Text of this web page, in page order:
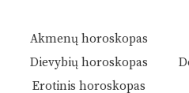
Akmenų horoskopas
Dievybių horoskopas
Erotinis horoskopas